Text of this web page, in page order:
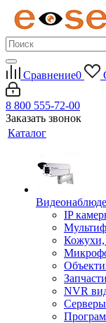
Сравнение0
8 800 555-72-00
Заказать звонок
Каталог
IP
NVR